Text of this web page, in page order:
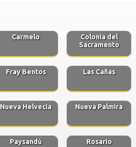
Carmelo
Colonia del
Sacramento
Fray Bentos Las Cañas
Nueva Helvecia Nueva Palmira
Paysandú Rosario